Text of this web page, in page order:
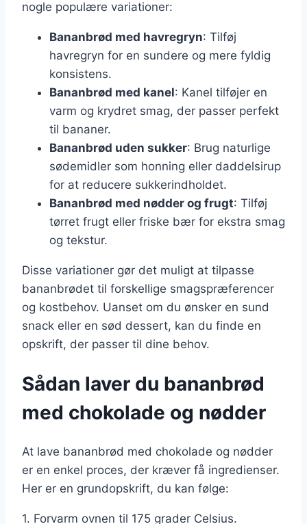
nogle populære variationer:
Bananbrød med havregryn: Tilføj
havregryn for en sundere og mere fyldig
konsistens.
Bananbrød med kanel: Kanel tilføjer en
varm og krydret smag, der passer perfekt
til bananer.
Bananbrød uden sukker: Brug naturlige
sødemidler som honning eller daddelsirup
for at reducere sukkerindholdet.
Bananbrød med nødder og frugt: Tilføj
tørret frugt eller friske bær for ekstra smag
og tekstur.
Disse variationer gør det muligt at tilpasse
bananbrødet til forskellige smagspræferencer
og kostbehov. Uanset om du ønsker en sund
snack eller en sød dessert, kan du finde en
opskrift, der passer til dine behov.
Sådan laver du bananbrød
med chokolade og nødder
At lave bananbrød med chokolade og nødder
er en enkel proces, der kræver få ingredienser.
Her er en grundopskrift, du kan følge:
1. Forvarm ovnen til 175 grader Celsius.